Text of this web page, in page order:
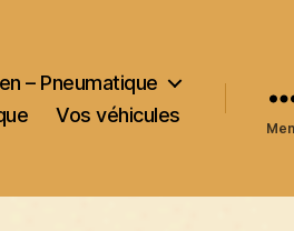
– Pneumatique
Vos véhicules